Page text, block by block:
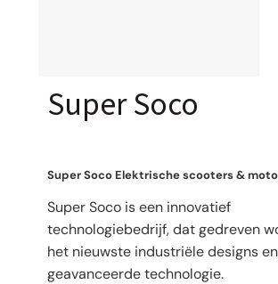
Super Soco
Super Soco Elektrische scooters &
Super Soco is een innovatief
technologiebedrijf, dat gedreven
het nieuwste industriële designs en
geavanceerde technologie.